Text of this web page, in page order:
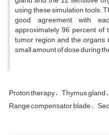
using these simulation tools.
good agreement with
approximately 96 percent
tumor region and the
small amount of dose during
Proton therapy Thymus gland
Range compensator blade